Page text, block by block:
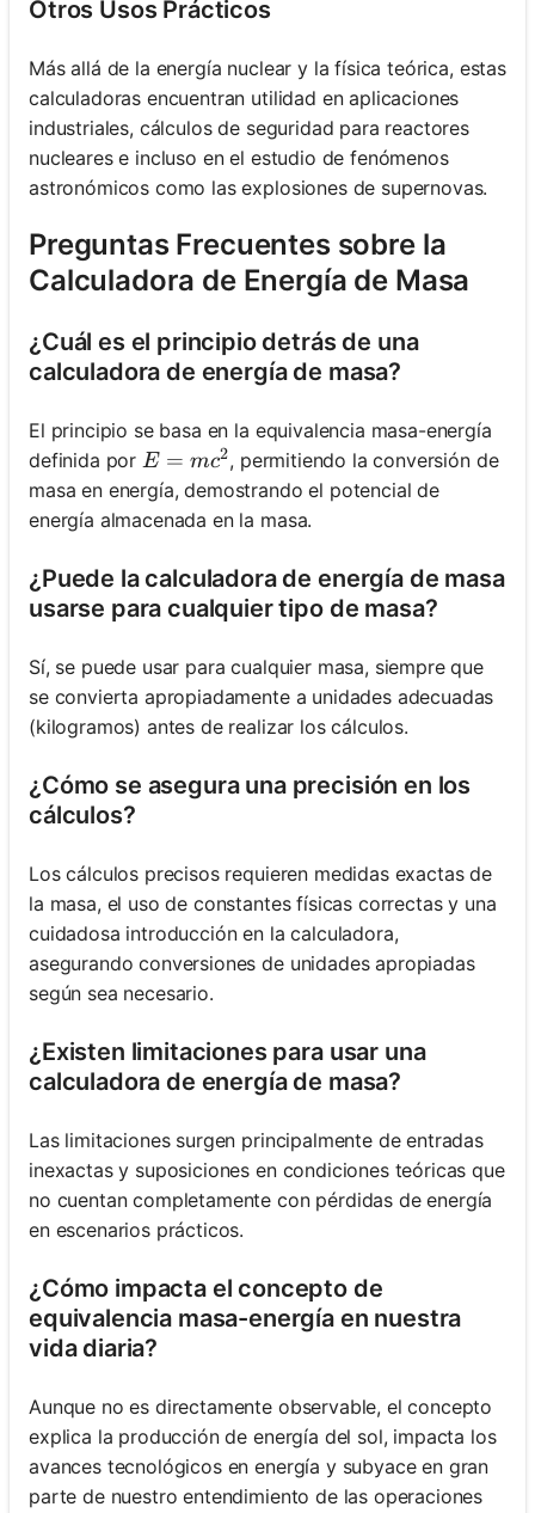
Otros Usos Prácticos
Más allá de la energía nuclear y la física teórica, estas
calculadoras encuentran utilidad en aplicaciones
industriales, cálculos de seguridad para reactores
nucleares e incluso en el estudio de fenómenos
astronómicos como las explosiones de supernovas.
Preguntas Frecuentes sobre la
Calculadora de Energía de Masa
¿Cuál es el principio detrás de una
calculadora de energía de masa?
El principio se basa en la equivalencia masa-energía
definida por E=mc^2
E = mc2, permitiendo la conversión de
masa en energía, demostrando el potencial de
energía almacenada en la masa.
¿Puede la calculadora de energía de masa
usarse para cualquier tipo de masa?
Sí, se puede usar para cualquier masa, siempre que
se convierta apropiadamente a unidades adecuadas
(kilogramos) antes de realizar los cálculos.
¿Cómo se asegura una precisión en los
cálculos?
Los cálculos precisos requieren medidas exactas de
la masa, el uso de constantes físicas correctas y una
cuidadosa introducción en la calculadora,
asegurando conversiones de unidades apropiadas
según sea necesario.
¿Existen limitaciones para usar una
calculadora de energía de masa?
Las limitaciones surgen principalmente de entradas
inexactas y suposiciones en condiciones teóricas que
no cuentan completamente con pérdidas de energía
en escenarios prácticos.
¿Cómo impacta el concepto de
equivalencia masa-energía en nuestra
vida diaria?
Aunque no es directamente observable, el concepto
explica la producción de energía del sol, impacta los
avances tecnológicos en energía y subyace en gran
parte de nuestro entendimiento de las operaciones